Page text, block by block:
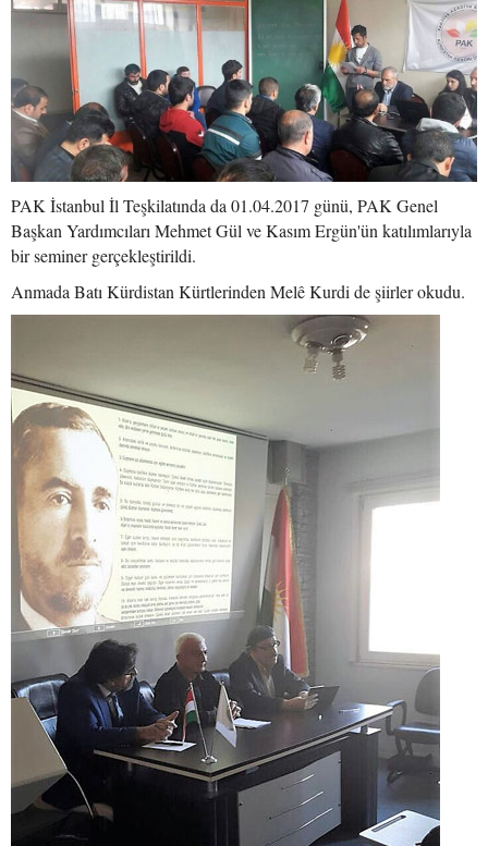
PAK İstanbul İl Teşkilatında da 01.04.2017 günü, PAK Genel
Başkan Yardımcıları Mehmet Gül ve Kasım Ergün'ün katılımlarıyla
bir seminer gerçekleştirildi.
Anmada Batı Kürdistan Kürtlerinden Melê Kurdi de şiirler okudu.